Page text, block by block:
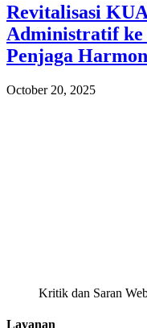
Revitalisasi
Administratif ke
Penjaga
October 20, 2025
Kritik dan Saran
Layanan